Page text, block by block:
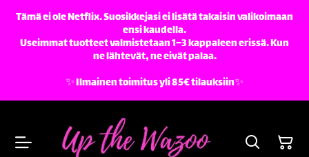
Tämä ei ole Netflix. Suosikkejasi ei lisätä takaisin valikoimaan
ensi kaudella.
Useimmat tuotteet valmistetaan 1–3 kappaleen erissä. Kun
ne lähtevät, ne eivät palaa.
✨️ Ilmainen toimitus yli 85€ tilauksiin✨️